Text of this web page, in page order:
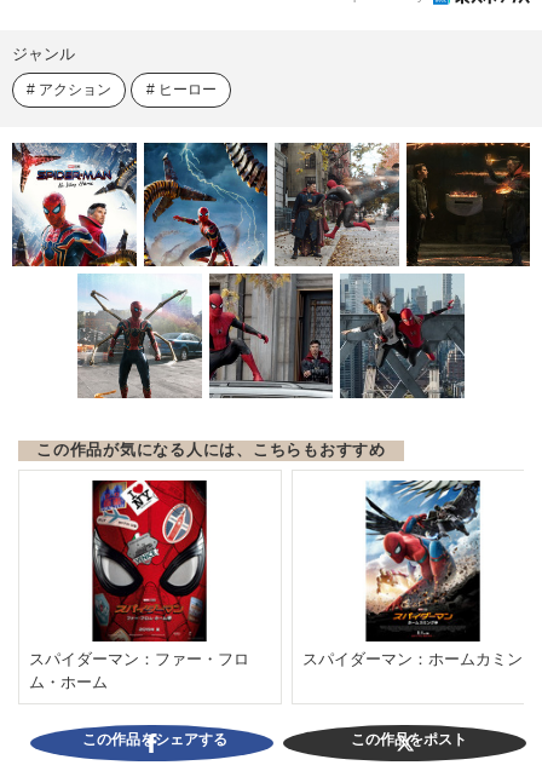
ジャンル
アクション ヒーロー
この作品が気になる人には、こちらもおすすめ
スパイダーマン：ファー・フロ
ム・ホーム
スパイダーマン：ホームカミング
この作品をシェアする この作品をポスト